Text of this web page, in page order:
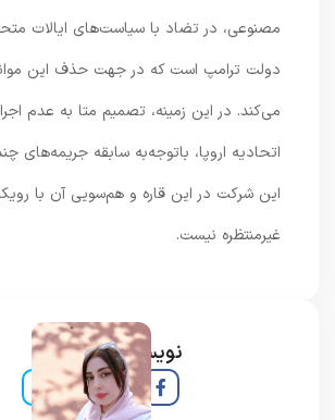
مصنوعی، در تضاد با سیاست‌های ایالات متحده و
دولت ترامپ است که در جهت حذف این موانع
می‌کند. در این زمینه، تصمیم متا به عدم اجرای
اتحادیه اروپا، باتوجه‌به سابقه جریمه‌های چند
این شرکت در این قاره و هم‌سویی آن با رویکرد
غیرمنتظره نیست.
نویسنده و خبرنگار